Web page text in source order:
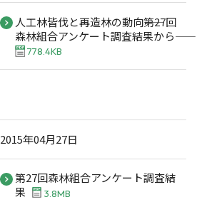
人工林皆伐と再造林の動向――第27回
森林組合アンケート調査結果から――
778.4KB
2015年04月27日
第27回森林組合アンケート調査結
果
3.8MB